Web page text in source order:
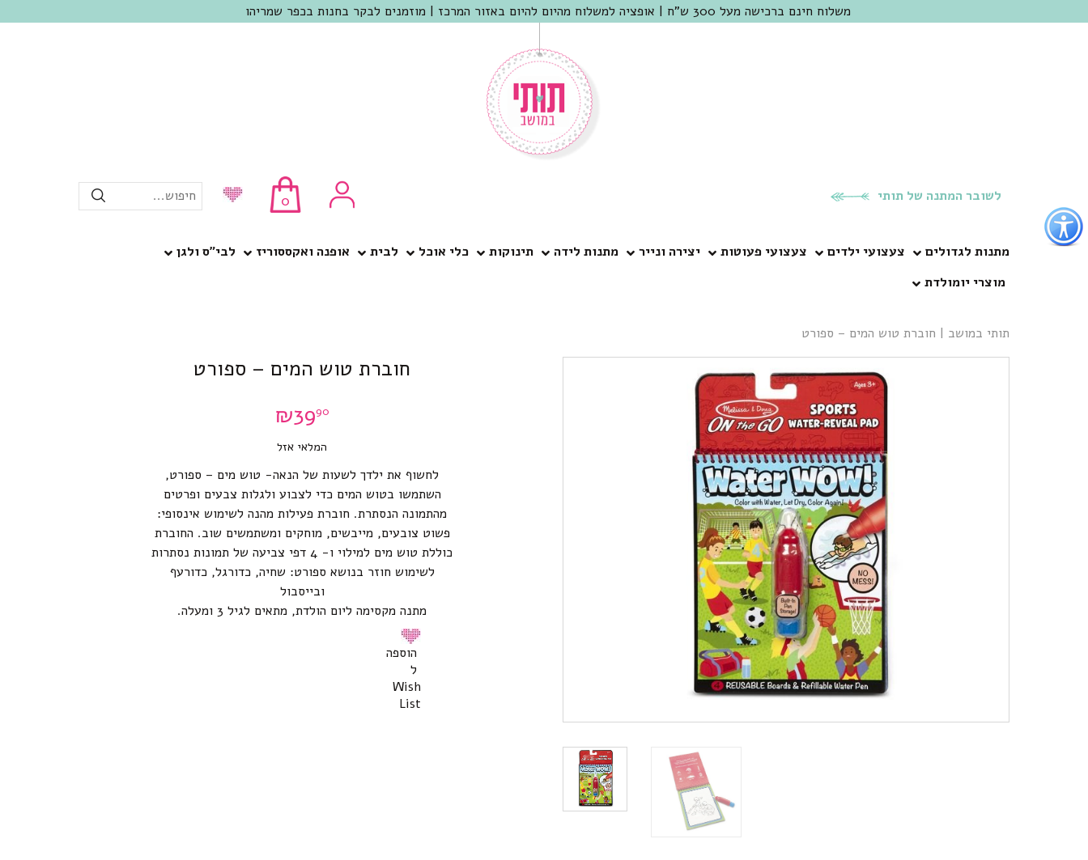
כפתור
לפתיחת
תפריט
נגישות
משלוח חינם ברכישה מעל 300 ש"ח | אופציה למשלוח מהיום להיום באזור המרכז | מוזמנים לבקר בחנות בכפר שמריהו
לשובר המתנה של תותי 0 חיפוש...
מתנות לגדולים צעצועי ילדים צעצועי פעוטות יצירה ונייר מתנות לידה תינוקות כלי אוכל לבית אופנה ואקססוריז
לבי”ס ולגן
מוצרי יומולדת
תותי במושב | חוברת טוש המים – ספורט
חוברת טוש המים – ספורט
₪3990
המלאי אזל
לחשוף את ילדך לשעות של הנאה- טוש מים – ספורט,
השתמשו בטוש המים כדי לצבוע ולגלות צבעים ופרטים
מהתמונה הנסתרת. חוברת פעילות מהנה לשימוש אינסופי:
פשוט צובעים, מייבשים, מוחקים ומשתמשים שוב. החוברת
כוללת טוש מים למילוי ו- 4 דפי צביעה של תמונות נסתרות
לשימוש חוזר בנושא ספורט: שחיה, כדורגל, כדורעף
ובייסבול
מתנה מקסימה ליום הולדת, מתאים לגיל 3 ומעלה.
הוספה
ל
Wish
List